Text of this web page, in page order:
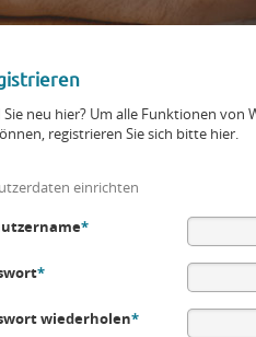
Sie neu hier? Um alle Funktionen von
registrieren Sie sich bitte hier.
einrichten
*
*
wiederholen*